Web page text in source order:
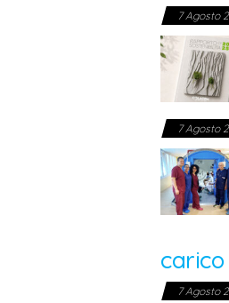
7 Agosto
7 Agosto
carico
7 Agosto